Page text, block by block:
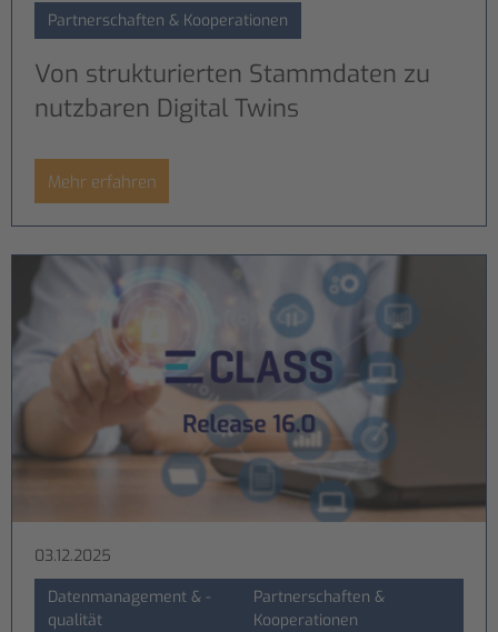
Partnerschaften & Kooperationen
Von strukturierten Stammdaten zu
nutzbaren Digital Twins
Mehr erfahren
03.12.2025
Datenmanagement & -
qualität
Partnerschaften &
Kooperationen